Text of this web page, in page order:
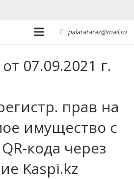
palatataraz@mail.ru
07.09.2021 г.
прав на
имущество с
кода через
Kaspi.kz